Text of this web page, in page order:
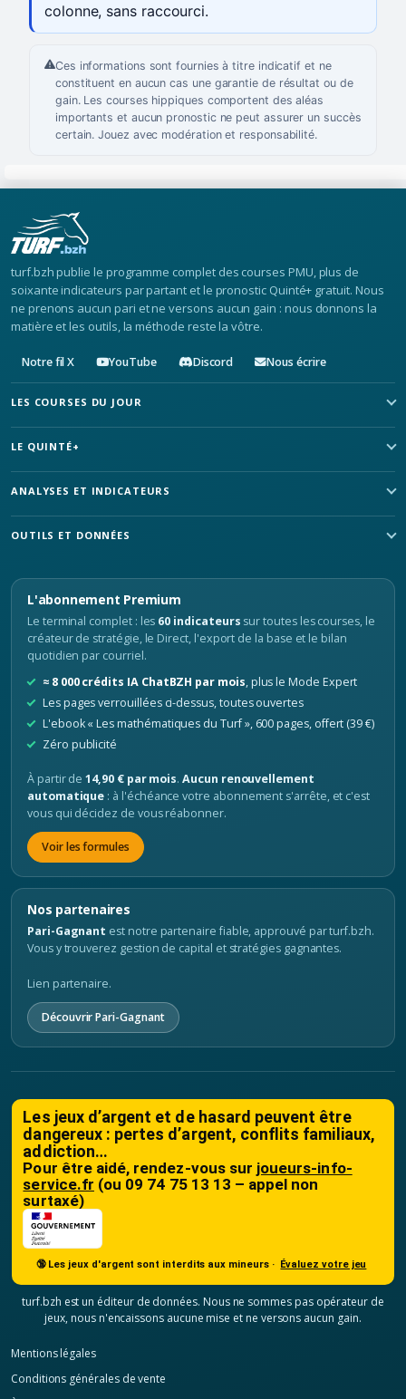
colonne, sans raccourci.
Ces informations sont fournies à titre indicatif et ne
constituent en aucun cas une garantie de résultat ou de
gain. Les courses hippiques comportent des aléas
importants et aucun pronostic ne peut assurer un succès
certain. Jouez avec modération et responsabilité.
turf.bzh publie le programme complet des courses PMU, plus de
soixante indicateurs par partant et le pronostic Quinté+ gratuit. Nous
ne prenons aucun pari et ne versons aucun gain : nous donnons la
matière et les outils, la méthode reste la vôtre.
Notre fil X YouTube Discord Nous écrire
LES COURSES DU JOUR
LE QUINTÉ+
ANALYSES ET INDICATEURS
OUTILS ET DONNÉES
L'abonnement Premium
Le terminal complet : les 60 indicateurs sur toutes les courses, le
créateur de stratégie, le Direct, l'export de la base et le bilan
quotidien par courriel.
≈ 8 000 crédits IA ChatBZH par mois, plus le Mode Expert
Les pages verrouillées ci-dessus, toutes ouvertes
L'ebook « Les mathématiques du Turf », 600 pages, offert (39 €)
Zéro publicité
À partir de14,90 € par mois.Aucun renouvellement
automatique : à l'échéance votre abonnement s'arrête, et c'est
vous qui décidez de vous réabonner.
Voir les formules
Nos partenaires
Pari-Gagnant est notre partenaire fiable, approuvé par turf.bzh.
Vous y trouverez gestion de capital et stratégies gagnantes.
Lien partenaire.
Découvrir Pari-Gagnant
Les jeux d’argent et de hasard peuvent être
dangereux : pertes d’argent, conflits familiaux,
addiction…
Pour être aidé, rendez-vous sur joueurs-info-
service.fr (ou 09 74 75 13 13 – appel non
surtaxé)
🔞 Les jeux d'argent sont interdits aux mineurs · Évaluez votre jeu
turf.bzh est un éditeur de données. Nous ne sommes pas opérateur de
jeux, nous n'encaissons aucune mise et ne versons aucun gain.
Mentions légales
Conditions générales de vente